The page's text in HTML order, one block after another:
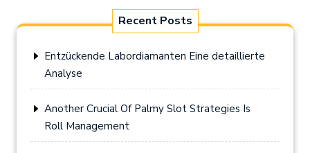
Recent Posts
Entzückende Labordiamanten Eine detaillierte
Analyse
Another Crucial Of Palmy Slot Strategies Is
Roll Management